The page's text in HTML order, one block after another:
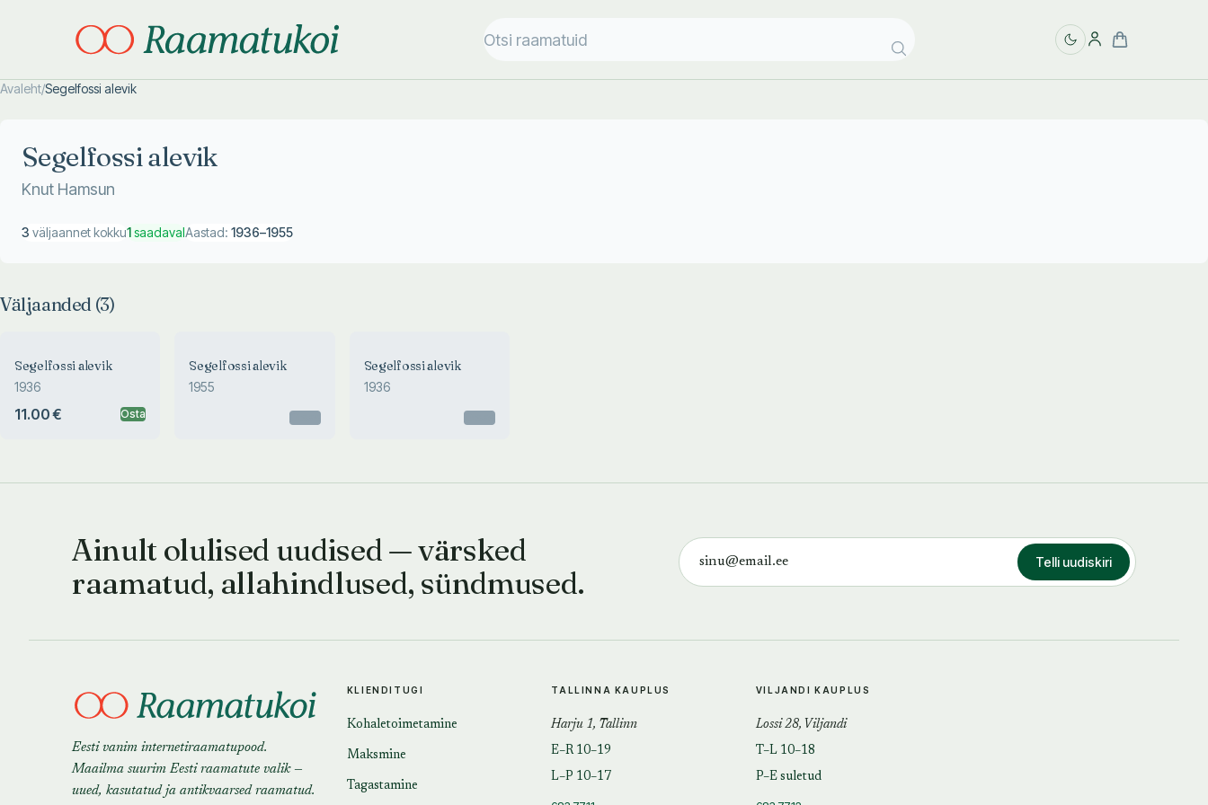
Avaleht/Segelfossi alevik
Segelfossi alevik
Knut Hamsun
3 väljaannet kokku1saadavalAastad: 1936–1955
Väljaanded (3)
Segelfossi alevik
1936
11.00 € Osta
Segelfossi alevik
1955
Segelfossi alevik
1936
Ainult olulised uudised — värsked
raamatud, allahindlused, sündmused.
Telli uudiskiri
Eesti vanim internetiraamatupood.
Maailma suurim Eesti raamatute valik —
uued, kasutatud ja antikvaarsed raamatud.
KLIENDITUGI
Kohaletoimetamine
Maksmine
Tagastamine
TALLINNA KAUPLUS
Harju 1, Tallinn
E–R 10–19
L–P 10–17
VILJANDI KAUPLUS
Lossi 28, Viljandi
T–L 10–18
P–E suletud